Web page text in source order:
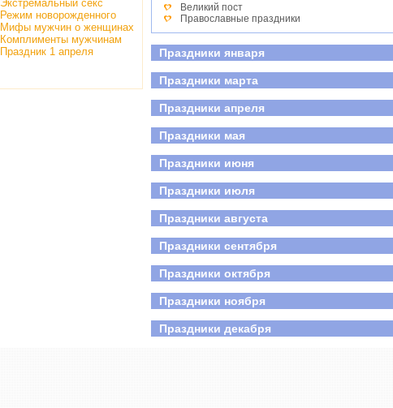
Экстремальный секс
Режим новорожденного
Мифы мужчин о женщинах
Комплименты мужчинам
Праздник 1 апреля
Великий пост
Православные праздники
День студента
День победы
Всероссийский день семьи, любви и верности
Праздники января
Праздники марта
Праздники апреля
Праздники мая
Праздники июня
Праздники июля
Праздники августа
Праздники сентября
Праздники октября
Праздники ноября
Праздники декабря